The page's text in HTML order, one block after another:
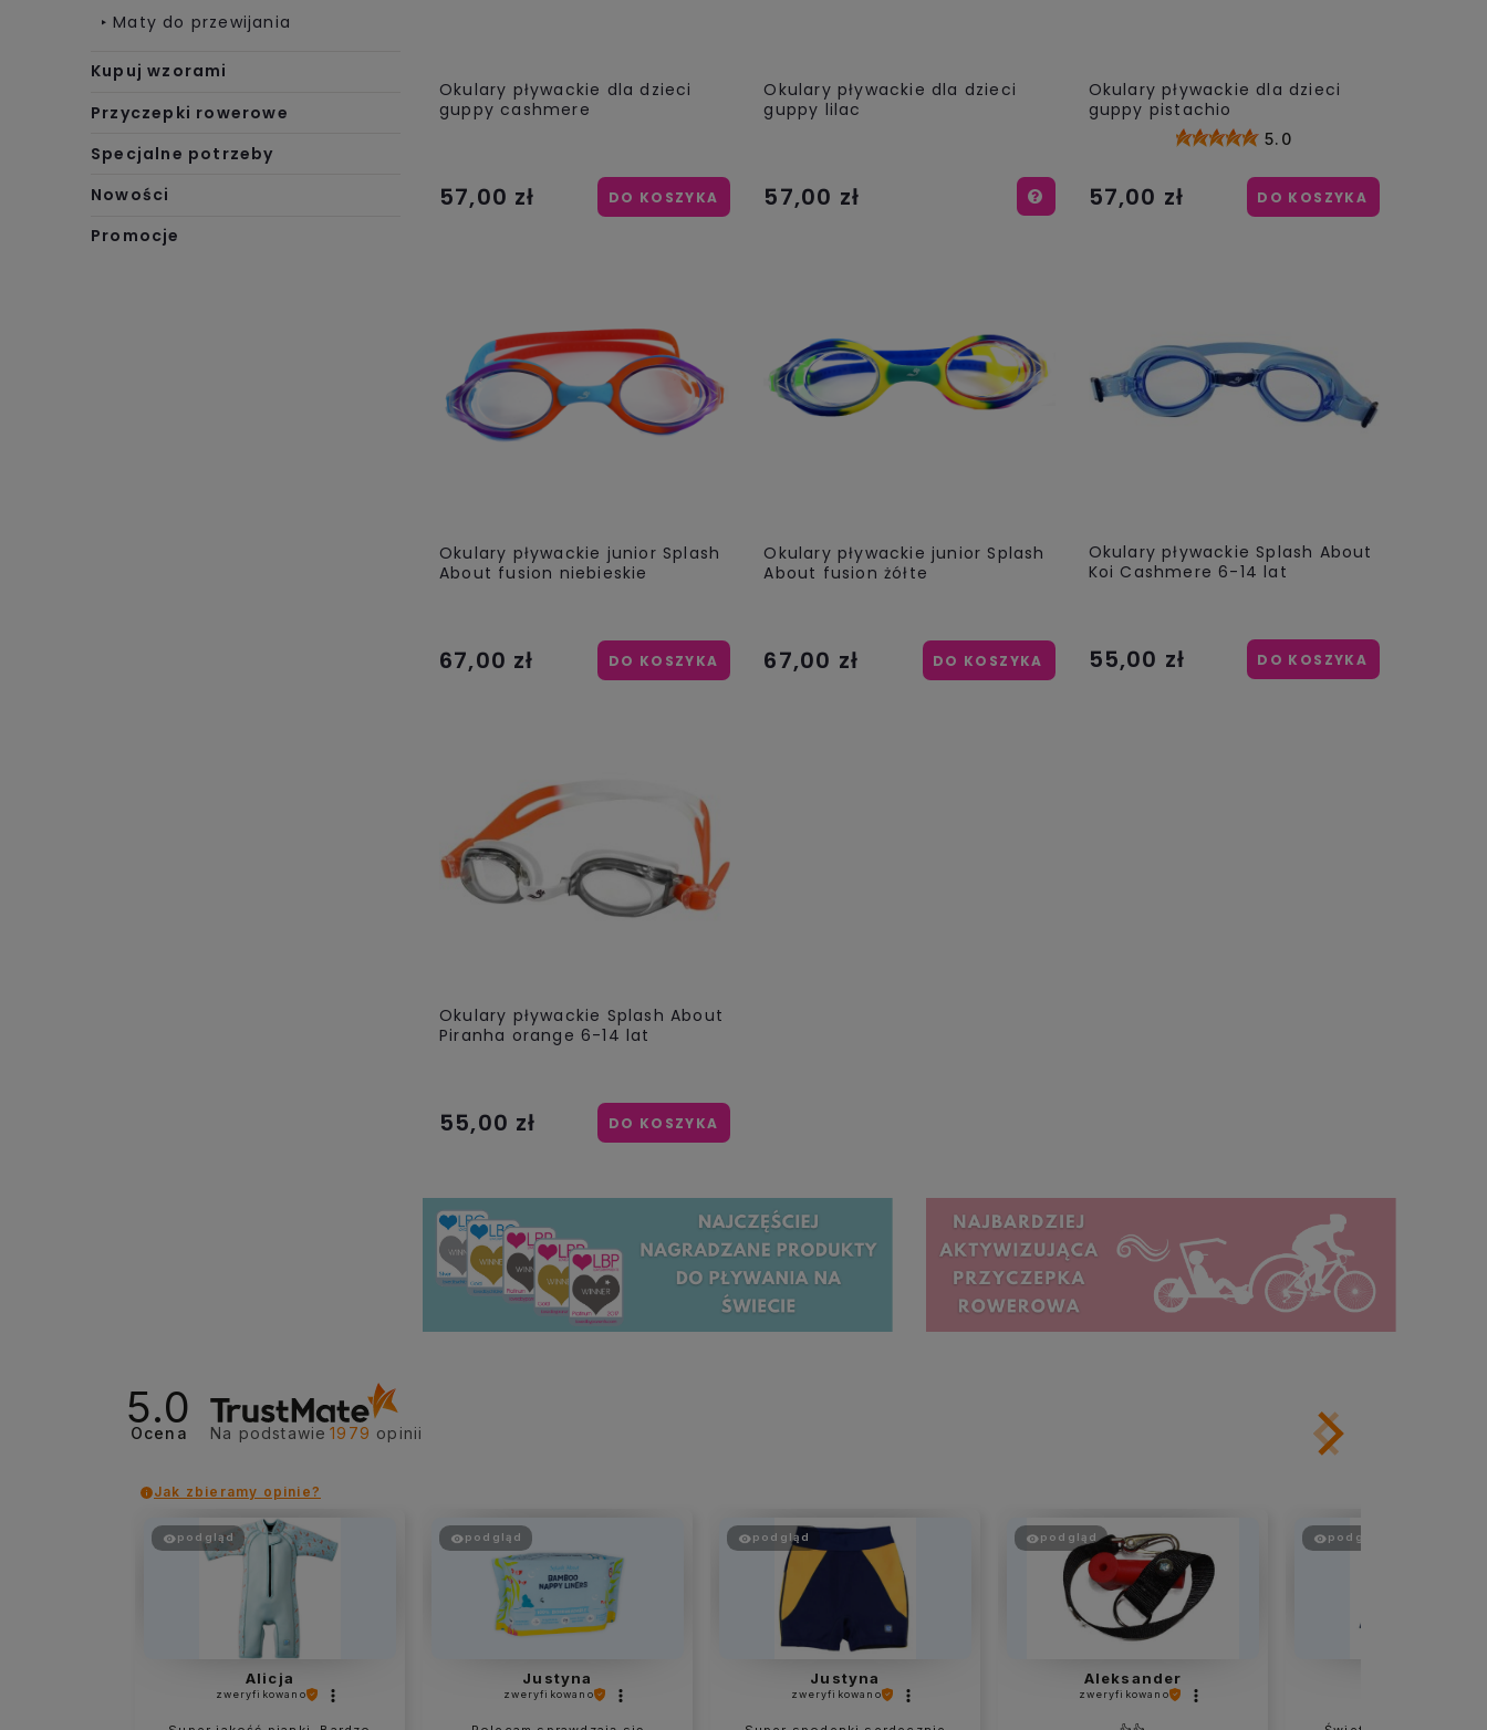
Maty do przewijania
Kupuj wzorami
Przyczepki rowerowe
Specjalne potrzeby
Nowości
Promocje
Okulary pływackie dla dzieci
guppy cashmere
57,00 zł DO KOSZYKA
Okulary pływackie dla dzieci
guppy lilac
57,00 zł
Okulary pływackie dla dzieci
guppy pistachio
5.0
57,00 zł DO KOSZYKA
Okulary pływackie junior Splash
About fusion niebieskie
67,00 zł DO KOSZYKA
Okulary pływackie junior Splash
About fusion żółte
67,00 zł DO KOSZYKA
Okulary pływackie Splash About
Koi Cashmere 6-14 lat
55,00 zł DO KOSZYKA
Okulary pływackie Splash About
Piranha orange 6-14 lat
55,00 zł DO KOSZYKA
5.0
Ocena Na podstawie 1979 opinii
Jak zbieramy opinie?
podgląd
Alicja
zweryfikowano
podgląd
Justyna
zweryfikowano
podgląd
Justyna
zweryfikowano
podgląd
Aleksander
zweryfikowano
podgląd